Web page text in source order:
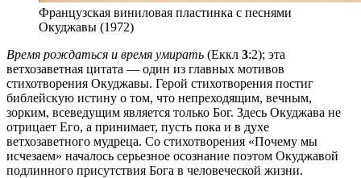
Французская виниловая пластинка с песнями
Окуджавы (1972)
Время рождаться и время умирать (Еккл 3:2); эта
ветхозаветная цитата — один из главных мотивов
стихотворения Окуджавы. Герой стихотворения постиг
библейскую истину о том, что непреходящим, вечным,
зорким, всеведущим является только Бог. Здесь Окуджава не
отрицает Его, а принимает, пусть пока и в духе
ветхозаветного мудреца. Со стихотворения «Почему мы
исчезаем» началось серьезное осознание поэтом Окуджавой
подлинного присутствия Бога в человеческой жизни.